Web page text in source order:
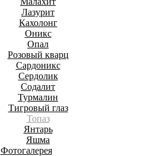
Лазурит
Кахолонг
Оникс
Опал
Розовый кварц
Сардоникс
Сердолик
Содалит
Турмалин
Тигровый глаз
Топаз
Янтарь
Яшма
Фотогалерея